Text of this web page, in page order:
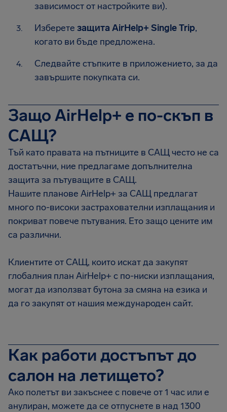
зависимост от настройките ви).
Изберете защита AirHelp+ Single Trip,
когато ви бъде предложена.
Следвайте стъпките в приложението, за да
завършите покупката си.
Защо AirHelp+ е по-скъп в
САЩ?
Тъй като правата на пътниците в САЩ често не са
достатъчни, ние предлагаме допълнителна
защита за пътуващите в САЩ.
Нашите планове AirHelp+ за САЩ предлагат
много по-високи застрахователни изплащания и
покриват повече пътувания. Ето защо цените им
са различни.
Клиентите от САЩ, които искат да закупят
глобалния план AirHelp+ с по-ниски изплащания,
могат да използват бутона за смяна на езика и
да го закупят от нашия международен сайт.
Как работи достъпът до
салон на летището?
Ако полетът ви закъснее с повече от 1 час или е
анулиран, можете да се отпуснете в над 1300